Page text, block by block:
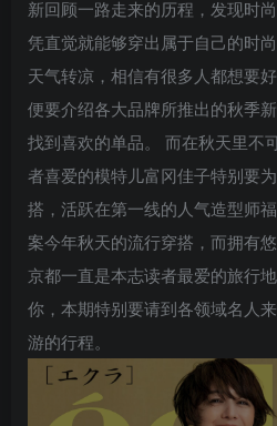
新回顾一路走来的历程，发现时
凭直觉就能够穿出属于自己的时
天气转凉，相信有很多人都想要
便要介绍各大品牌所推出的秋季
找到喜欢的单品。 而在秋天里不
者喜爱的模特儿富冈佳子特别要
搭，活跃在第一线的人气造型师
案今年秋天的流行穿搭，而拥有
京都一直是本志读者最爱的旅行
你，本期特别要请到各领域名人
游的行程。